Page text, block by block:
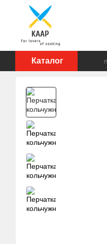
Перейти к основному контенту
Каталог